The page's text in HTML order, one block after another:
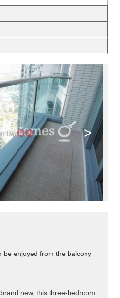
>
be enjoyed from the balcony
new, this three-bedroom